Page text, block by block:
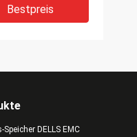
Bestpreis
Speicher DELLS EMC